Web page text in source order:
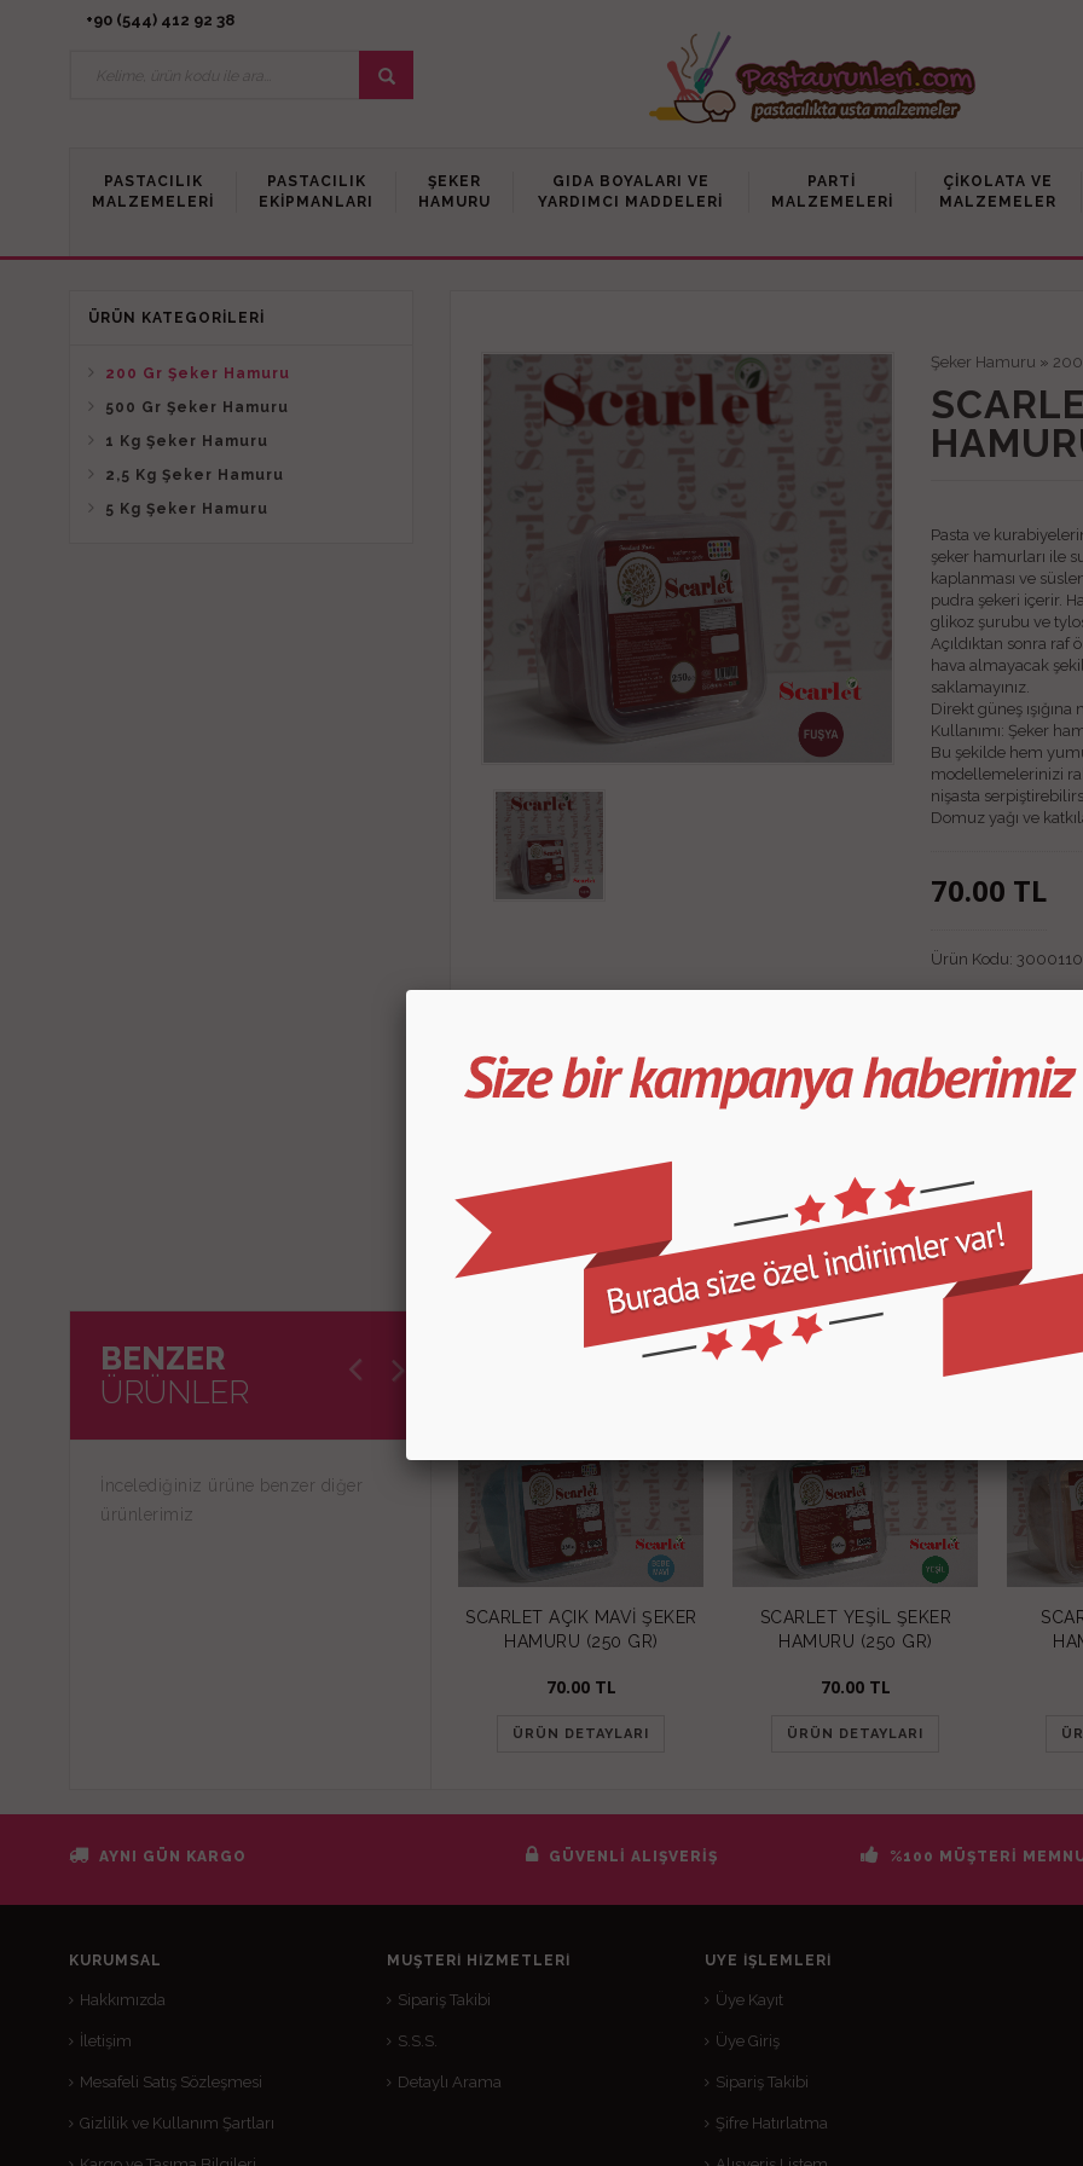
+90 (544) 412 92 38
PASTACILIK
MALZEMELERI
PASTACILIK
EKIPMANLARI
ŞEKER
HAMURU
GIDA BOYALARI VE
YARDIMCI MADDELERI
PARTI
MALZEMELERI
ÇIKOLATA VE
MALZEMELER
ÜRÜN KATEGORILERI
200 Gr Şeker Hamuru
500 Gr Şeker Hamuru
1 Kg Şeker Hamuru
2,5 Kg Şeker Hamuru
5 Kg Şeker Hamuru
Şeker Hamuru »
Pasta ve
şeker hamurları ile
kaplanması ve
pudra şekeri içerir.
glikoz şurubu ve
Açıldıktan sonra raf
hava almayacak
saklamayınız.
Direkt güneş ışığına
Kullanımı: Şeker
Bu şekilde hem
modellemelerinizi
nişasta
Domuz yağı ve
70.00 TL
Ürün Kodu:
Adet
BENZER
ÜRÜNLER
İncelediğiniz ürüne benzer diğer
ürünlerimiz
SCARLET AÇIK MAVİ ŞEKER
HAMURU (250 GR)
70.00TL
ÜRÜN DETAYLARI
SCARLET YEŞİL ŞEKER
HAMURU (250 GR)
70.00TL
ÜRÜN DETAYLARI
AYNI GÜN KARGO GÜVENLİ ALIŞVERİŞ %100 MÜŞTERİ
KURUMSAL
Hakkımızda
İletişim
Mesafeli Satış Sözleşmesi
Gizlilik ve Kullanım Şartları
MÜŞTERI HIZMETLERI
Sipariş Takibi
S.S.S.
Detaylı Arama
ÜYE İŞLEMLERI
Üye Kayıt
Üye Giriş
Sipariş Takibi
Şifre Hatırlatma